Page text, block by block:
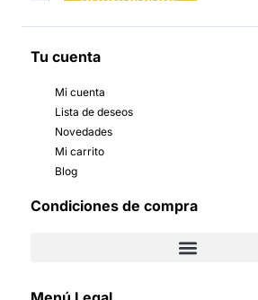
Tu cuenta
Mi cuenta
Lista de deseos
Novedades
Mi carrito
Blog
Condiciones de compra